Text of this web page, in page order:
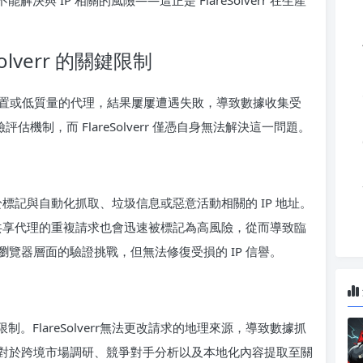
的關鍵限制
低質量的代理，結果屢屢遭遇失敗，導致數據收集受
估機制，而 FlareSolverr 僅憑自身無法解決這一問題。
記與自動化抓取、垃圾信息或惡意活動相關的 IP 地址。
代理的重複請求也會迅速被標記為高風險，從而導致臨
器層面的驗證挑戰，但無法修復受損的 IP 信譽。
。FlareSolverr無法更改請求的地理來源，導致數據抓
跨境市場調研、競爭對手分析以及本地化內容提取至關